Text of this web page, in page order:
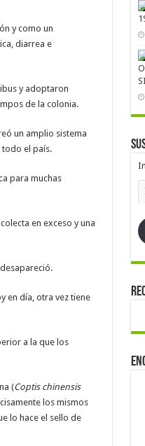
y como un
diarrea e
y adoptaron
de la colonia.
un amplio sistema
el país.
para muchas
en exceso y una
en día, otra vez tiene
a la que los
(Coptis chinensis
los mismos
lo hace el sello de